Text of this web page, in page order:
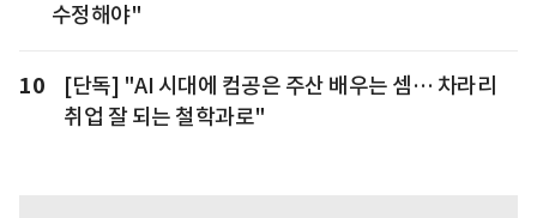
수정해야"
10
[단독] "AI 시대에 컴공은 주산 배우는 셈… 차라리
취업 잘 되는 철학과로"